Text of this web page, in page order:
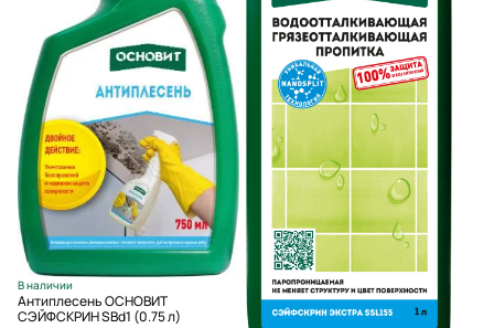
В наличии
Антиплесень ОСНОВИТ
СЭЙФСКРИН SBd1 (0.75 л)